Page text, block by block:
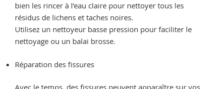
bien les rincer à l’eau claire pour nettoyer tous les
résidus de lichens et taches noires.
Utilisez un nettoyeur basse pression pour faciliter le
nettoyage ou un balai brosse.
Réparation des fissures